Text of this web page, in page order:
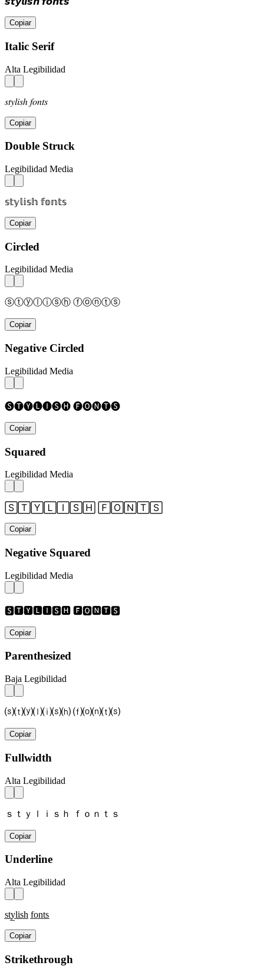
Copiar
Italic Serif
Alta Legibilidad
𝑠𝑡𝑦𝑙𝑖𝑠ℎ 𝑓𝑜𝑛𝑡𝑠
Copiar
Double Struck
Legibilidad Media
𝕤𝕥𝕪𝕝𝕚𝕤𝕙 𝕗𝕠𝕟𝕥𝕤
Copiar
Circled
Legibilidad Media
ⓢⓣⓨⓛⓘⓢⓗ ⓕⓞⓝⓣⓢ
Copiar
Negative Circled
Legibilidad Media
🅢🅣🅨🅛🅘🅢🅗 🅕🅞🅝🅣🅢
Copiar
Squared
Legibilidad Media
🅂🅃🅈🄻🄸🅂🄷 🄵🄾🄽🅃🅂
Copiar
Negative Squared
Legibilidad Media
🆂🆃🆈🅻🅸🆂🅷 🅵🅾🅽🆃🆂
Copiar
Parenthesized
Baja Legibilidad
⒮⒯⒴⒧⒤⒮⒣ ⒡⒪⒩⒯⒮
Copiar
Fullwidth
Alta Legibilidad
ｓｔｙｌｉｓｈ ｆｏｎｔｓ
Copiar
Underline
Alta Legibilidad
s̲t̲y̲l̲i̲s̲h̲ f̲o̲n̲t̲s̲
Copiar
Strikethrough